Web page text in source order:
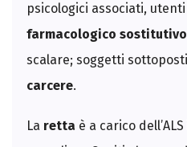
psicologici associati,
farmacologico sostitutivo
scalare; soggetti
carcere.
La retta è a carico